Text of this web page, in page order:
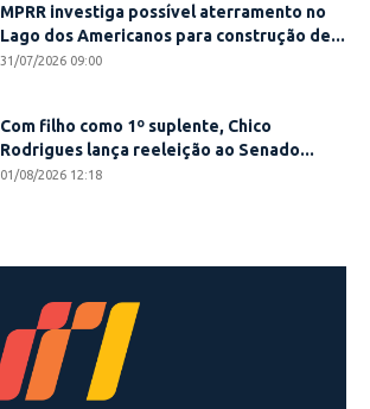
MPRR investiga possível aterramento no
Lago dos Americanos para construção de...
31/07/2026 09:00
Com filho como 1º suplente, Chico
Rodrigues lança reeleição ao Senado...
01/08/2026 12:18